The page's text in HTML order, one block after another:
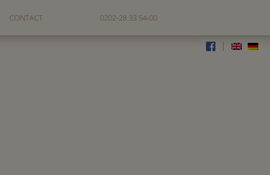
CONTACT 0202-28 33 54-00
|